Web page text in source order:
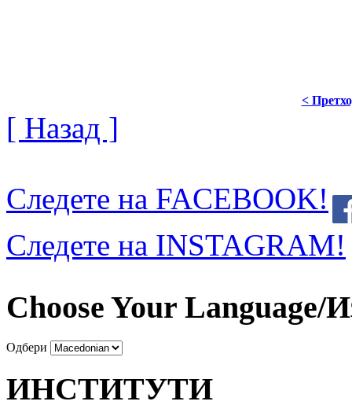
<
[ Назад ]
Следете на FACEBOOK!
Следете на INSTAGRAM!
Choose Your Language/
Одбери
ИНСТИТУТИ